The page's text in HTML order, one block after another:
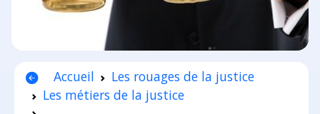
Accueil
Les rouages de la justice
Les métiers de la justice